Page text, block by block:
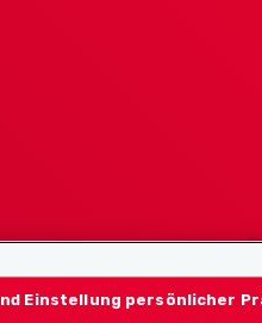
Einstellung persönlicher